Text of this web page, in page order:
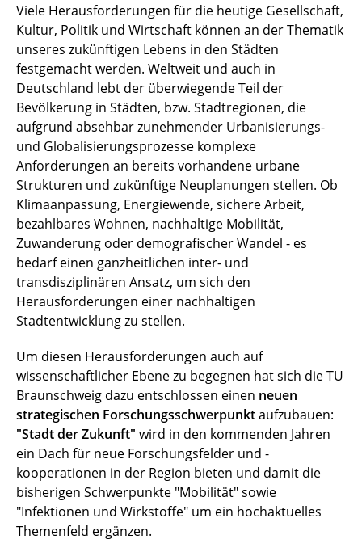
Academy at ISU
Leitbild
Stadt der Zukunft
Kontakt
Viele Herausforderungen für die heutige Gesellschaft,
Kultur, Politik und Wirtschaft können an der Thematik
unseres zukünftigen Lebens in den Städten
festgemacht werden. Weltweit und auch in
Deutschland lebt der überwiegende Teil der
Bevölkerung in Städten, bzw. Stadtregionen, die
aufgrund absehbar zunehmender Urbanisierungs-
und Globalisierungsprozesse komplexe
Anforderungen an bereits vorhandene urbane
Strukturen und zukünftige Neuplanungen stellen. Ob
Klimaanpassung, Energiewende, sichere Arbeit,
bezahlbares Wohnen, nachhaltige Mobilität,
Zuwanderung oder demografischer Wandel - es
bedarf einen ganzheitlichen inter- und
transdisziplinären Ansatz, um sich den
Herausforderungen einer nachhaltigen
Stadtentwicklung zu stellen.
Um diesen Herausforderungen auch auf
wissenschaftlicher Ebene zu begegnen hat sich die TU
Braunschweig dazu entschlossen einen neuen
strategischen Forschungsschwerpunktaufzubauen:
"Stadt der Zukunft" wird in den kommenden Jahren
ein Dach für neue Forschungsfelder und -
kooperationen in der Region bieten und damit die
bisherigen Schwerpunkte "Mobilität" sowie
"Infektionen und Wirkstoffe" um ein hochaktuelles
Themenfeld ergänzen.